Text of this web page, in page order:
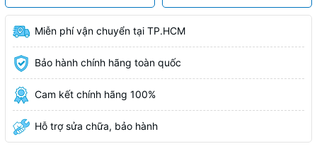
Miễn phí vận chuyển tại TP.HCM
Bảo hành chính hãng toàn quốc
Cam kết chính hãng 100%
Hỗ trợ sửa chữa, bảo hành